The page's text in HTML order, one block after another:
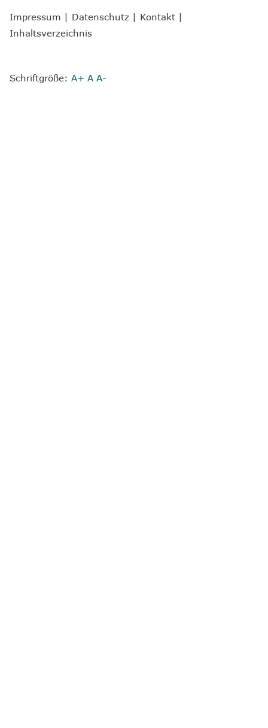
Impressum | Datenschutz | Kontakt |
Inhaltsverzeichnis
Schriftgröße: A+ A A-